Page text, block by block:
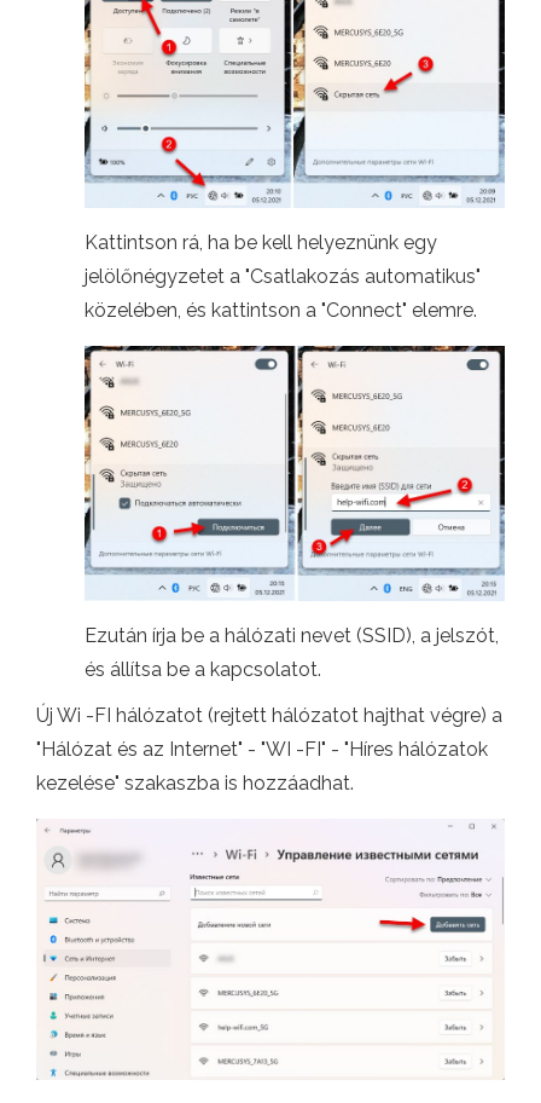
Kattintson rá, ha be kell helyeznünk egy
jelölőnégyzetet a "Csatlakozás automatikus"
közelében, és kattintson a "Connect" elemre.
Ezután írja be a hálózati nevet (SSID), a jelszót,
és állítsa be a kapcsolatot.
Új Wi -FI hálózatot (rejtett hálózatot hajthat végre) a
"Hálózat és az Internet" - "WI -FI" - "Híres hálózatok
kezelése" szakaszba is hozzáadhat.